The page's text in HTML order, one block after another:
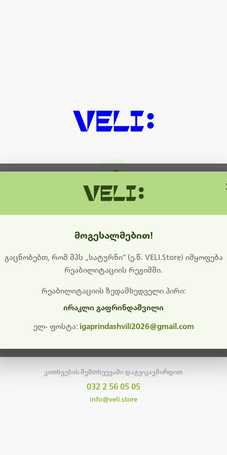
გიხდით შეფერხებისთვის. ამჟამად მიმდინარეობს
განახლება და ტექნიკური სამუშაოები.
მალე ისევ ხელმისაწვდომი იქნება. გმადლობთ მოთმინებისთვის!
მთავარ გვერდზე დაბრუნება
კითხვების შემთხვევაში დაგვიკავშირდით
032 2 56 05 05
info@veli.store
მოგესალმებით!
გაცნობებთ, რომ შპს „სატურნი“ (ე.წ. VELI.Store) იმყოფება
რეაბილიტაციის რეჟიმში.
რეაბილიტაციის ზედამხედველი პირი:
ირაკლი გაფრინდაშვილი
ელ- ფოსტა: igaprindashvili2026@gmail.com